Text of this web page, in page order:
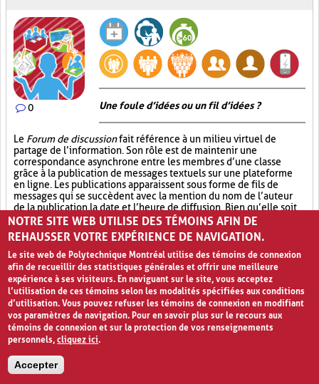
0 Une foule d’idées ou un fil d’idées ?
Le Forum de discussionfait référence à un milieu virtuel de
partage de l’information. Son rôle est de maintenir une
correspondance asynchrone entre les membres d’une classe
grâce à la publication de messages textuels sur une plateforme
en ligne. Les publications apparaissent sous forme de fils de
messages qui se succèdent avec la mention du nom de l’auteur
de la publication, la date et l’heure de diffusion. Bien qu’elle soit
durable, la publication est, par ailleurs, facile à modifier. Le
de discussion permet à l’enseignant de créer des sections dans le
forum afin d’orienter les discussions des élèves en fonction des
activités et des sujets abordés en classe. Il a l’avantage de
favoriser la participation de tous les élèves, lorsqu’il s’agit
d’intervenir sur un ou plusieurs sujets donnés, tout en suscitant
chez eux des réflexions approfondies qui doivent souvent être
appuyées de preuves.
Participation active (6) Partage (13)
NOTRE SITE WEB UTILISE DES TÉMOINS AFIN DE
REHAUSSER VOTRE EXPÉRIENCE DE NAVIGATION.
Le site web de Polytechnique Montréal utilise des témoins de connexion
afin de recueillir des statistiques générales et offrir une meilleure
expérience à ses visiteurs. En naviguant sur le site, vous acceptez
l’utilisation de ces témoins selon les modalités spécifiées aux conditions
d’utilisation. Vous pouvez refuser les témoins de connexion en modifiant
vos paramètres de navigation. Pour en savoir plus sur le recours aux
témoins de connexion et sur la protection de vos renseignements
personnels,cliquez ici.
Accepter